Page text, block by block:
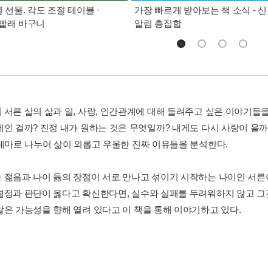
선물. 각도 조절 테이블 ·
래 바구니
가장 빠르게 받아보는 책 소식 -
알림 총집합
서른 살의 삶과 일, 사랑, 인간관계에 대해 들려주고 싶은 이야기들
인 걸까? 진정 내가 원하는 것은 무엇일까? 내게도 다시 사랑이 올
마로 나누어 삶이 외롭고 우울한 진짜 이유들을 분석한다.
젊음과 나이 듦의 장점이 서로 만나고 섞이기 시작하는 나이인 서
정과 판단이 옳다고 확신한다면, 실수와 실패를 두려워하지 않고
은 가능성을 향해 열려 있다고 이 책을 통해 이야기하고 있다.